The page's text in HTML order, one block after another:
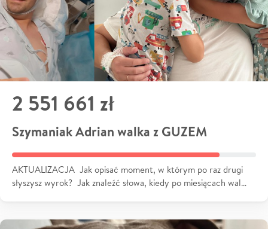
2 551 661 zł
Szymaniak Adrian walka z GUZEM
AKTUALIZACJA Jak opisać moment, w którym po raz drugi
słyszysz wyrok? Jak znaleźć słowa, kiedy po miesiącach wal…